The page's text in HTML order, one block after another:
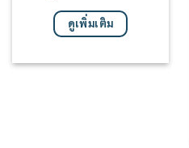
ดูเพิ่มเติม